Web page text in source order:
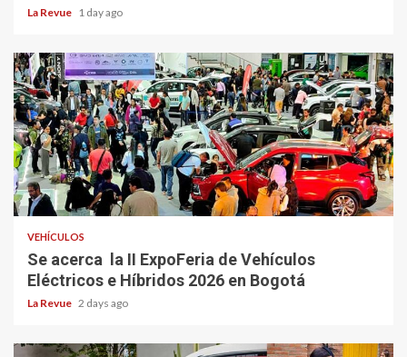
La Revue 1 day ago
VEHÍCULOS
Se acerca la II ExpoFeria de Vehículos
Eléctricos e Híbridos 2026 en Bogotá
La Revue 2 days ago